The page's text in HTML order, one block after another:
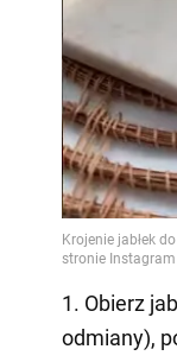
1. Obierz
odmiany),